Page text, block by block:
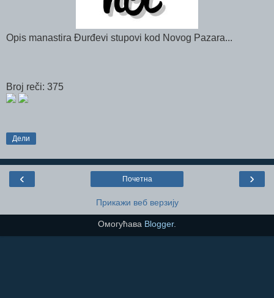
Opis manastira Đurđevi stupovi kod Novog Pazara...
Broj reči: 375
Дели
‹ ›
Почетна
Прикажи веб верзију
Омогућава Blogger.